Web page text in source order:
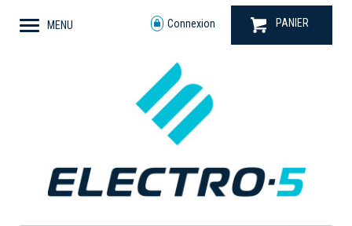
MENU Connexion PANIER